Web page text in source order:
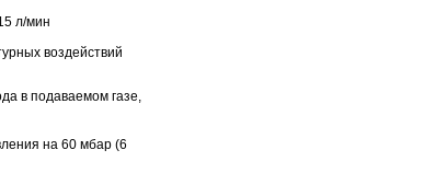
л/мин
воздействий
в подаваемом газе,
на 60 мбар (6